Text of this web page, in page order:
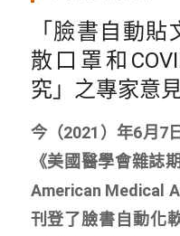
「臉書自動
散口罩和
究」之專家意
今（2021）年6月7
《美國醫學會雜誌
American Medical
刊登了臉書自動化